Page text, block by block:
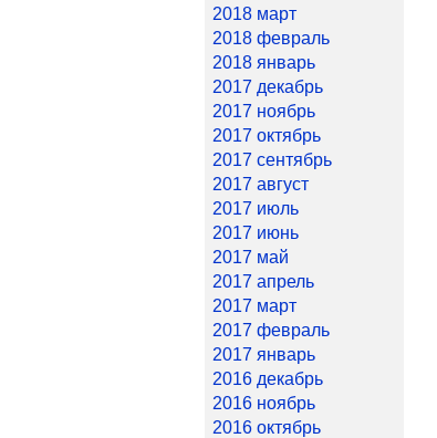
2018 март
2018 февраль
2018 январь
2017 декабрь
2017 ноябрь
2017 октябрь
2017 сентябрь
2017 август
2017 июль
2017 июнь
2017 май
2017 апрель
2017 март
2017 февраль
2017 январь
2016 декабрь
2016 ноябрь
2016 октябрь